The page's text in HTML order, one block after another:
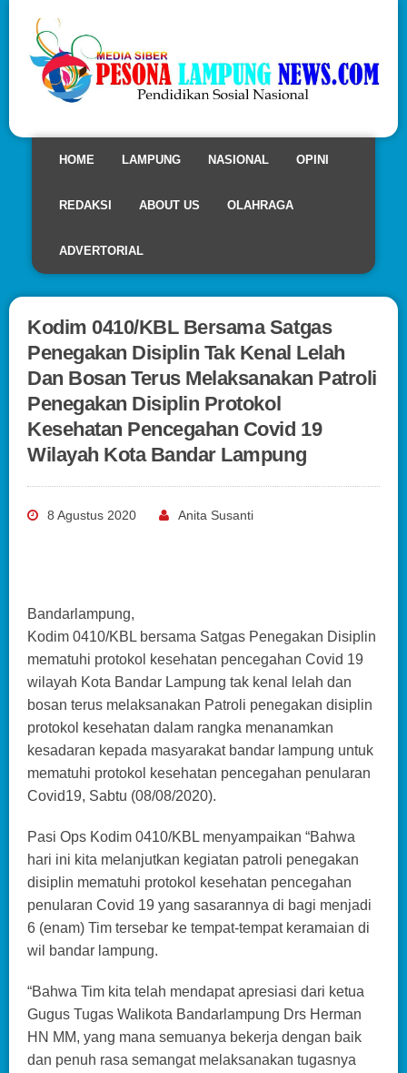
HOME LAMPUNG NASIONAL OPINI
REDAKSI ABOUT US OLAHRAGA
ADVERTORIAL
Kodim 0410/KBL Bersama Satgas
Penegakan Disiplin Tak Kenal Lelah
Dan Bosan Terus Melaksanakan Patroli
Penegakan Disiplin Protokol
Kesehatan Pencegahan Covid 19
Wilayah Kota Bandar Lampung
8 Agustus 2020 Anita Susanti
Bandarlampung,
Kodim 0410/KBL bersama Satgas Penegakan Disiplin
mematuhi protokol kesehatan pencegahan Covid 19
wilayah Kota Bandar Lampung tak kenal lelah dan
bosan terus melaksanakan Patroli penegakan disiplin
protokol kesehatan dalam rangka menanamkan
kesadaran kepada masyarakat bandar lampung untuk
mematuhi protokol kesehatan pencegahan penularan
Covid19, Sabtu (08/08/2020).
Pasi Ops Kodim 0410/KBL menyampaikan “Bahwa
hari ini kita melanjutkan kegiatan patroli penegakan
disiplin mematuhi protokol kesehatan pencegahan
penularan Covid 19 yang sasarannya di bagi menjadi
6 (enam) Tim tersebar ke tempat-tempat keramaian di
wil bandar lampung.
“Bahwa Tim kita telah mendapat apresiasi dari ketua
Gugus Tugas Walikota Bandarlampung Drs Herman
HN MM, yang mana semuanya bekerja dengan baik
dan penuh rasa semangat melaksanakan tugasnya